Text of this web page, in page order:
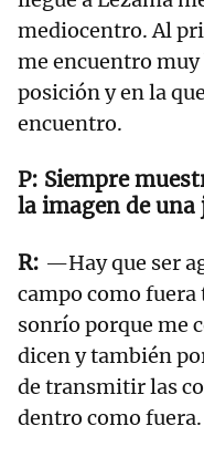
mediocentro. Al
me encuentro muy
posición y en la
encuentro.
Siempre
la imagen de
—Hay que ser
campo como fuera
sonrío porque me
dicen y también
de transmitir las
dentro como fuera.